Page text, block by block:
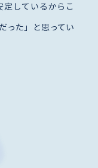
しているからこ
った」と思ってい